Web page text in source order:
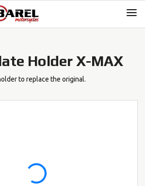
Holder X-MAX
to replace the original.